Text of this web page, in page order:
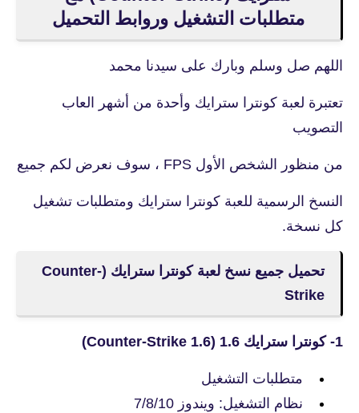
متطلبات التشغيل وروابط التحميل
اللهم صل وسلم وبارك على سيدنا محمد
تعتبرة لعبة كونترا سترايك وأحدة من أشهر العاب
التصويب
من منظور الشخص الأول FPS ، سوف نعرض لكم جميع
النسخ الرسمية للعبة كونترا سترايك ومتطلبات تشغيل
كل نسخة.
تحميل جميع نسخ لعبة كونترا سترايك (Counter-
Strike
1- كونترا سترايك 1.6 (Counter-Strike 1.6)
متطلبات التشغيل
نظام التشغيل: ويندوز 7/8/10